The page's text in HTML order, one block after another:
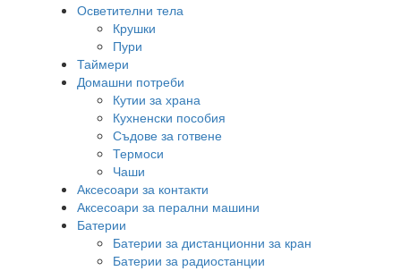
Осветителни тела
Крушки
Пури
Таймери
Домашни потреби
Кутии за храна
Кухненски пособия
Съдове за готвене
Термоси
Чаши
Аксесоари за контакти
Аксесоари за перални машини
Батерии
Батерии за дистанционни за кран
Батерии за радиостанции